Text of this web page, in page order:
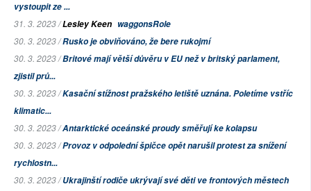
vystoupit ze ...
31. 3. 2023 /Lesley Keen waggonsRole
30. 3. 2023 /Rusko je obviňováno, že bere rukojmí
30. 3. 2023 /Britové mají větší důvěru v EU než v britský parlament,
zjistil prů...
30. 3. 2023 /Kasační stížnost pražského letiště uznána. Poletíme vstříc
klimatic...
30. 3. 2023 /Antarktické oceánské proudy směřují ke kolapsu
30. 3. 2023 /Provoz v odpolední špičce opět narušil protest za snížení
rychlostn...
30. 3. 2023 /Ukrajinští rodiče ukrývají své děti ve frontových městech